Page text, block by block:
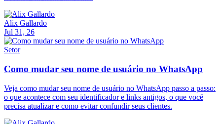
Alix Gallardo
Jul 31, 26
Setor
Como mudar seu nome de usuário no WhatsApp
Veja como mudar seu nome de usuário no WhatsApp passo a passo:
o que acontece com seu identificador e links antigos, o que você
precisa atualizar e como evitar confundir seus clientes.